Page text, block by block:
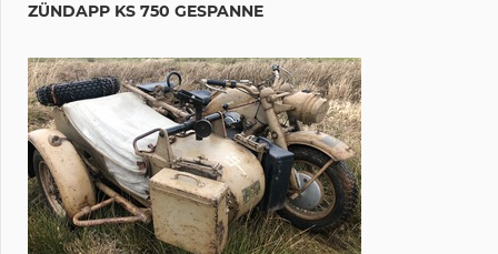
ZÜNDAPP KS 750 GESPANNE